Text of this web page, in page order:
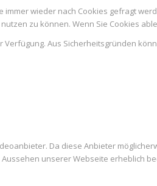
wieder nach Cookies gefragt
zu können. Wenn Sie Cookies
Aus Sicherheitsgründen
Da diese Anbieter
unserer Webseite erheblich